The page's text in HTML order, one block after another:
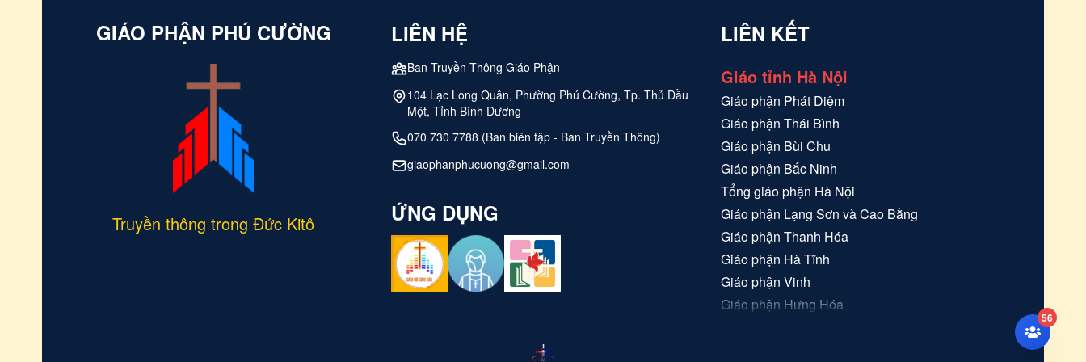
56
các bạn đồng môn...
GIÁO PHẬN PHÚ CƯỜNG
Truyền thông trong Đức Kitô
LIÊN HỆ
Ban Truyền Thông Giáo Phận
104 Lạc Long Quân, Phường Phú Cường, Tp. Thủ Dầu
Một, Tỉnh Bình Dương
070 730 7788 (Ban biên tập - Ban Truyền Thông)
giaophanphucuong@gmail.com
ỨNG DỤNG
LIÊN KẾT
Giáo tỉnh Hà Nội
Giáo phận Phát Diệm
Giáo phận Thái Bình
Giáo phận Bùi Chu
Giáo phận Bắc Ninh
Tổng giáo phận Hà Nội
Giáo phận Lạng Sơn và Cao Bằng
Giáo phận Thanh Hóa
Giáo phận Hà Tĩnh
Giáo phận Vinh
Giáo phận Hưng Hóa